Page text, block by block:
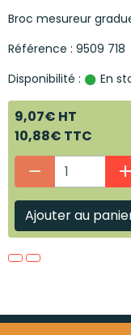
Broc mesureur
Référence : 9509 718
Disponibilité :
En
9,07€ HT
10,88€ TTC
Ajouter au